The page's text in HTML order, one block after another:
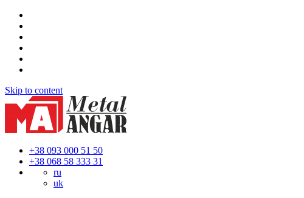
Skip to content
+38 093 000 51 50
+38 068 58 333 31
ru
uk